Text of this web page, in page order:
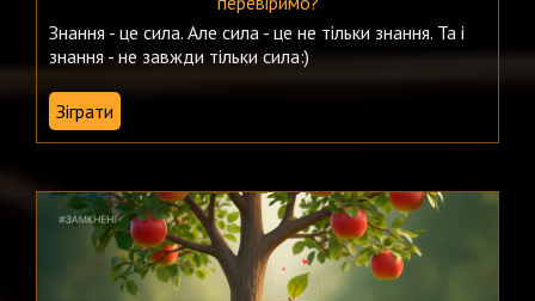
Знання - це сила. Але сила - це не тільки знання. Та і
знання - не завжди тільки сила:)
Зіграти